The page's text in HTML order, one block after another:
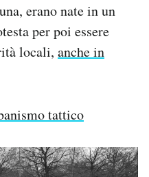
erano nate in un
per poi essere
locali, anche in
tattico